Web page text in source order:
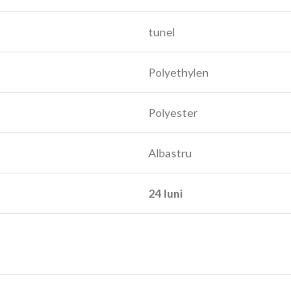
tunel
Polyethylen
Polyester
Albastru
24 luni